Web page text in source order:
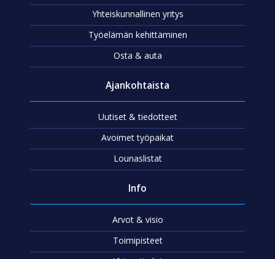
Yhteiskunnallinen yritys
Työelämän kehittäminen
Osta & auta
Ajankohtaista
Uutiset & tiedotteet
Avoimet työpaikat
Lounaslistat
Info
Arvot & visio
Toimipisteet